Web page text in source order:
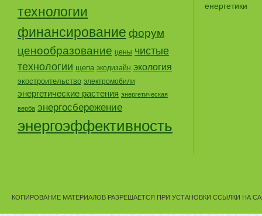
технологии
финансирование форум
ценообразование цены чистые
технологии щепа экодизайн экология
экостроительство электромобили
энергетические растения энергетическая
верба энергосбережение
энергоэффективность
енергетики
КОПИРОВАНИЕ МАТЕРИАЛОВ РАЗРЕШАЕТСЯ ПРИ УСТАНОВКИ ССЫЛКИ НА САЙТ